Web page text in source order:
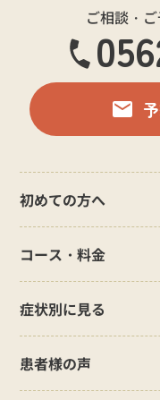
ご相談・
初めての方へ
コース・料金
症状別に見る
患者様の声